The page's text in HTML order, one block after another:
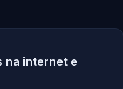
na internet e